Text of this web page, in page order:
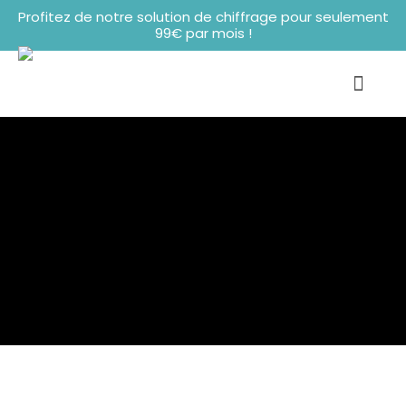
Profitez de notre solution de chiffrage pour seulement
99€ par mois !